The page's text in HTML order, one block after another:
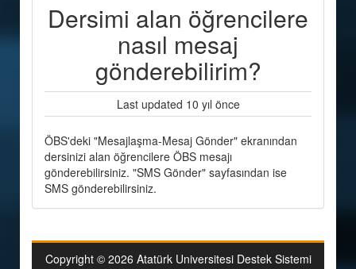
Dersimi alan öğrencilere
nasıl mesaj
gönderebilirim?
Last updated 10 yıl önce
ÖBS'deki "Mesajlaşma-Mesaj Gönder" ekranından
dersinizi alan öğrencilere ÖBS mesajı
gönderebilirsiniz. "SMS Gönder" sayfasından ise
SMS gönderebilirsiniz.
Copyright © 2026 Atatürk Universitesi Destek Sistemi